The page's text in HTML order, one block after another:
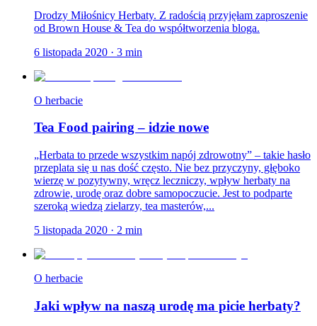
Drodzy Miłośnicy Herbaty. Z radością przyjęłam zaproszenie
od Brown House & Tea do współtworzenia bloga.
6 listopada 2020 · 3 min
O herbacie
Tea Food pairing – idzie nowe
„Herbata to przede wszystkim napój zdrowotny” – takie hasło
przeplata się u nas dość często. Nie bez przyczyny, głęboko
wierzę w pozytywny, wręcz leczniczy, wpływ herbaty na
zdrowie, urodę oraz dobre samopoczucie. Jest to podparte
szeroką wiedzą zielarzy, tea masterów,...
5 listopada 2020 · 2 min
O herbacie
Jaki wpływ na naszą urodę ma picie herbaty?